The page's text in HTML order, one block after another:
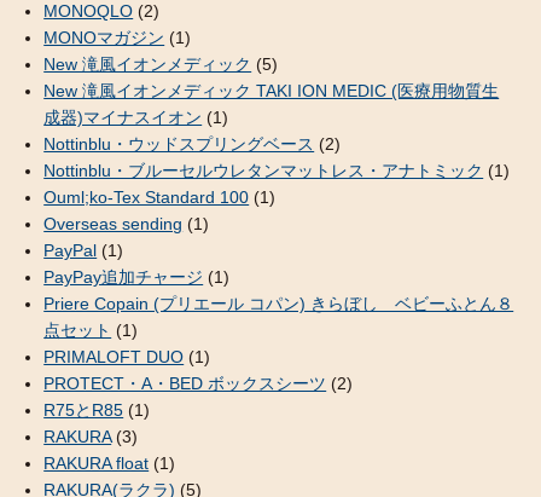
MONOQLO (2)
MONOマガジン (1)
New 滝風イオンメディック (5)
New 滝風イオンメディック TAKI ION MEDIC (医療用物質生
成器)マイナスイオン (1)
Nottinblu・ウッドスプリングベース (2)
Nottinblu・ブルーセルウレタンマットレス・アナトミック (1)
Ouml;ko-Tex Standard 100 (1)
Overseas sending (1)
PayPal (1)
PayPay追加チャージ (1)
Priere Copain (プリエール コパン) きらぼし ベビーふとん８
点セット (1)
PRIMALOFT DUO (1)
PROTECT・A・BED ボックスシーツ (2)
R75とR85 (1)
RAKURA(3)
RAKURA float (1)
RAKURA(ラクラ) (5)